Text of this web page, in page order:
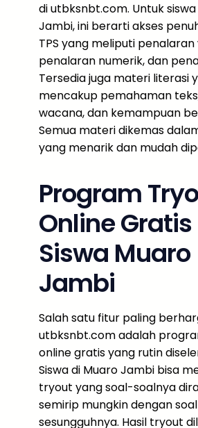
di utbksnbt.com. Untuk
Jambi, ini berarti akses
TPS yang meliputi
penalaran numerik, dan
Tersedia juga materi literasi
mencakup pemahaman
wacana, dan kemampuan
Semua materi dikemas
yang menarik dan mudah
Program
Online
Siswa Muaro
Jambi
Salah satu fitur paling
utbksnbt.com adalah
online gratis yang rutin
Siswa di Muaro Jambi bisa
tryout yang soal-soalnya
semirip mungkin dengan soal
sesungguhnya. Hasil tryout